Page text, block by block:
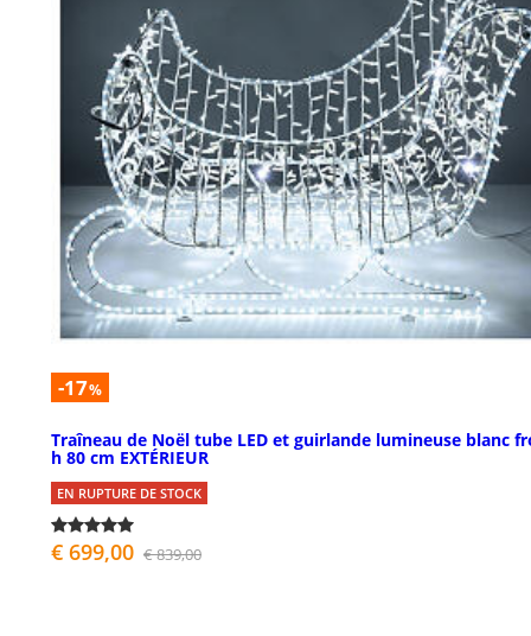
-17%
Traîneau de Noël tube LED et guirlande lumineuse blanc
h 80 cm EXTÉRIEUR
EN RUPTURE DE STOCK
€ 699,00 € 839,00